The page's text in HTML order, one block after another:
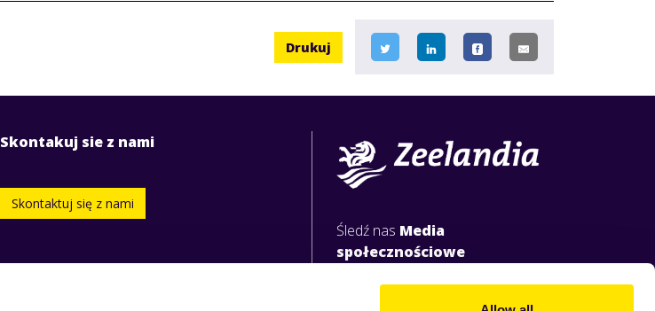
Drukuj
Skontakuj sie z nami
Skontaktuj się z nami
Śledź nas Media
społecznościowe